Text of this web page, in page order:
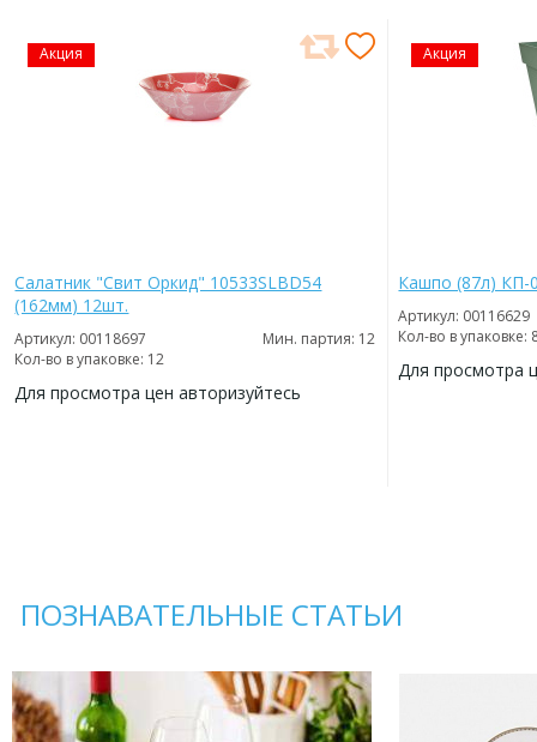
Акция
Салатник "Свит Оркид" 10533SLBD54
(162мм) 12шт.
Артикул: 00118697
Мин. партия: 12
Кол-во в упаковке: 12
Для просмотра цен авторизуйтесь
Акция
Кашпо (87л) КП-
Артикул: 00116629
Кол-во в упаковке:
Для просмотра
ПОЗНАВАТЕЛЬНЫЕ СТАТЬИ